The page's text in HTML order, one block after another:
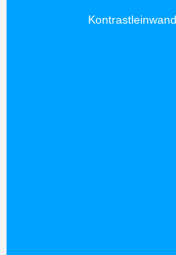
Kontrastleinwand